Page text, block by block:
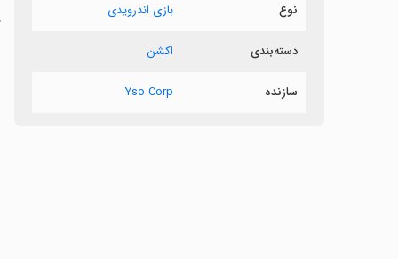
نوع بازی اندرویدی
دسته‌بندی اکشن
سازنده Yso Corp